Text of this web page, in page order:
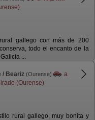
gallego con más de 200
todo el encanto de la
...
/ Beariz (Ourense)
a
(Ourense)
rural gallego, muy bonita y